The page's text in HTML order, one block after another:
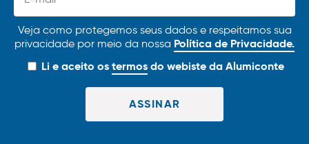
Veja como protegemos seus dados e respeitamos sua
privacidade por meio da nossa Política de Privacidade.
Li e aceito ostermosdo webiste da Alumiconte